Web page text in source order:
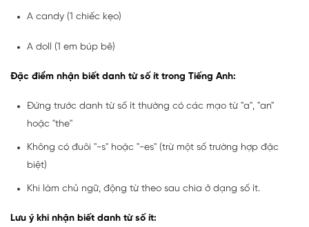
A candy (1 chiếc kẹo)
A doll (1 em búp bê)
Đặc điểm nhận biết danh từ số ít trong Tiếng Anh:
Đứng trước danh từ số ít thường có các mạo từ "a", "an"
hoặc "the"
Không có đuôi "-s" hoặc "-es" (trừ một số trường hợp đặc
biệt)
Khi làm chủ ngữ, động từ theo sau chia ở dạng số ít.
Lưu ý khi nhận biết danh từ số ít: